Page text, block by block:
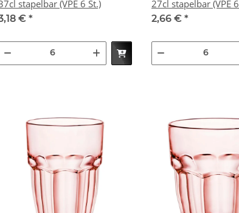
37cl stapelbar (VPE 6 St.)
€ *
27cl stapelbar
2,66 € *